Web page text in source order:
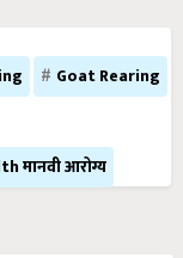
Goat Rearing
मानवी आरोग्य